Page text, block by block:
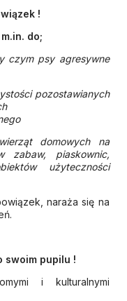
!
do;
czym psy agresywne
pozostawianych
na terenach
domowych na
zabaw, piaskownic,
użyteczności
naraża się na
swoim pupilu !
i kulturalnymi